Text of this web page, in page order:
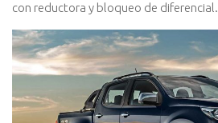
con reductora y bloqueo de diferencial.